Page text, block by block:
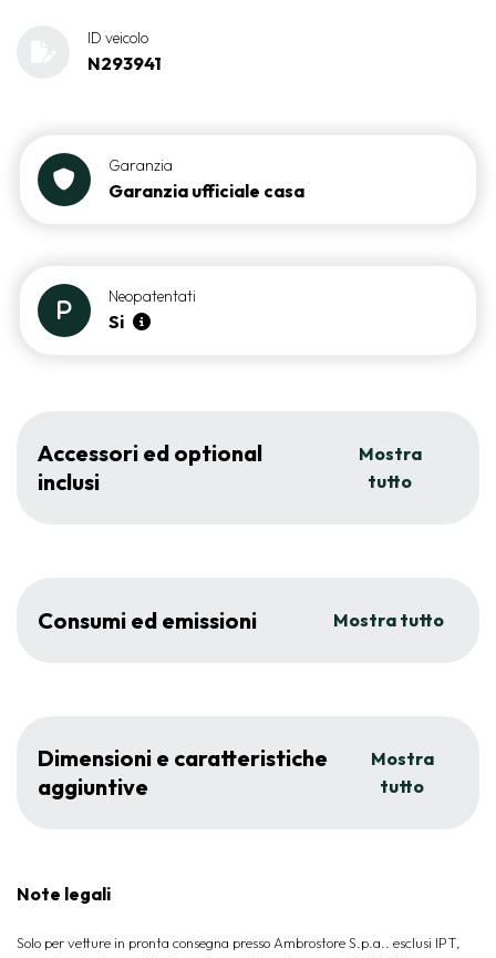
ID veicolo
N293941
Garanzia
Garanzia ufficiale casa
Neopatentati
Si
Accessori ed optional
inclusi
Mostra
tutto
Consumi ed emissioni Mostra tutto
Dimensioni e caratteristiche
aggiuntive
Mostra
tutto
Note legali
Solo per vetture in pronta consegna presso Ambrostore S.p.a.. esclusi IPT,